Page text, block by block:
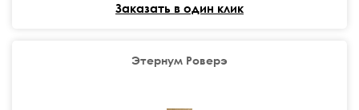
Заказать в один клик
Этернум Роверэ